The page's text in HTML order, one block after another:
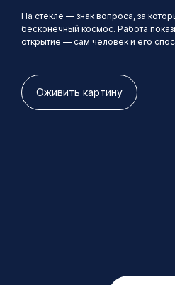
На стекле — знак вопроса, за
бесконечный космос. Работа
открытие — сам человек и его
Оживить картину